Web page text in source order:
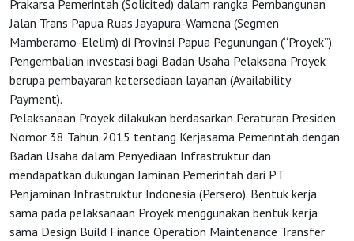
HOME
OSS
Agenda
Prakarsa Pemerintah (Solicited) dalam rangka Pembangunan
Jalan Trans Papua Ruas Jayapura-Wamena (Segmen
Mamberamo-Elelim) di Provinsi Papua Pegunungan (“Proyek”).
Pengembalian investasi bagi Badan Usaha Pelaksana Proyek
berupa pembayaran ketersediaan layanan (Availability
Payment).
Pelaksanaan Proyek dilakukan berdasarkan Peraturan Presiden
Nomor 38 Tahun 2015 tentang Kerjasama Pemerintah dengan
Badan Usaha dalam Penyediaan Infrastruktur dan
mendapatkan dukungan Jaminan Pemerintah dari PT
Penjaminan Infrastruktur Indonesia (Persero). Bentuk kerja
sama pada pelaksanaan Proyek menggunakan bentuk kerja
sama Design Build Finance Operation Maintenance Transfer